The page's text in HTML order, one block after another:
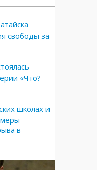
свободы за
«Что?
школах и
меры
в